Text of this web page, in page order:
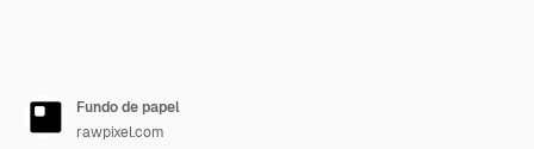
Fundo de papel
rawpixel.com